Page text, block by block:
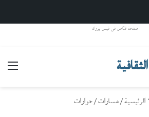
صفحة قنّاص في فيس بووك
الرئيسية/مسارات/حوارات